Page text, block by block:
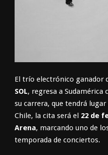
El trío electrónico ganador
SOL, regresa a Sudamérica
su carrera, que tendrá lugar
Chile, la cita será el 22 de
Arena, marcando uno de
temporada de conciertos.